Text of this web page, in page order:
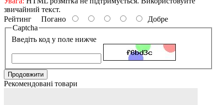
звичайний текст.
Рейтинг Погано
Добре
Captcha
Введіть код у поле нижче
Продовжити
Рекомендовані товари